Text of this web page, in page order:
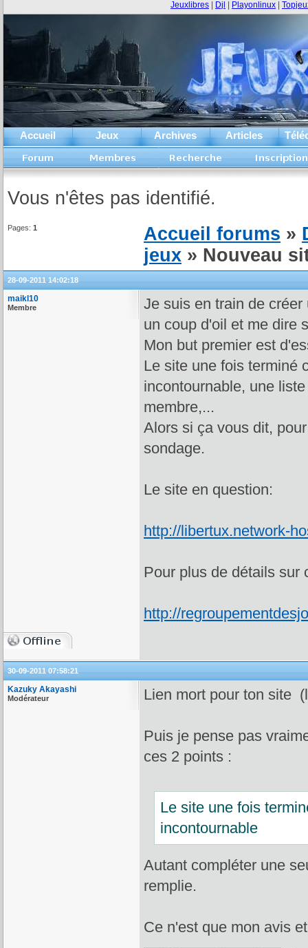
Accueil Jeux Archives Articles
Jeuxlibres Djl Playonlinux
Vous n'êtes pas identifié.
Pages: 1 Accueil forums »
jeux » Nouveau
28-09-2011 14:02:18
maikl10
Membre
Je suis en train de
un coup d'oil et me dire
Mon but premier est
Le site une fois terminé
incontournable, une
membre,...
Alors si ça vous dit,
sondage.
Le site en question:
http://libertux.network-
Pour plus de détails sur
http://
30-09-2011 07:58:21
Kazuky Akayashi
Modérateur Lien mort pour ton site
Puis je pense pas
ces 2 points :
Le site une fois
incontournable
Autant compléter une
remplie.
Ce n'est que mon avis